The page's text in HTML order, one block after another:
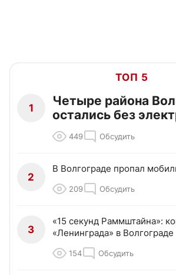
ТОП 5
1
Четыре района
остались без
449 Обсудить
2
В Волгограде пропал
209 Обсудить
3
«15 секунд Раммштайна»:
«Ленинграда» в Волгограде
154 Обсудить